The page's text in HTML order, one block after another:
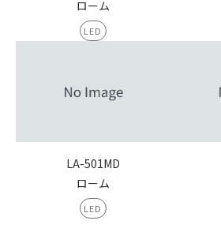
ローム
LED
LA-501MD
ローム
LED